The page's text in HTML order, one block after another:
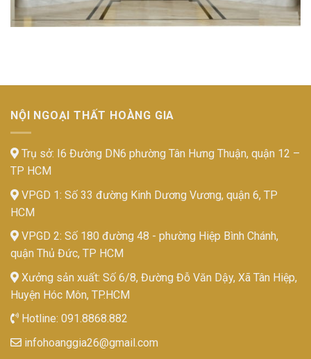
NỘI NGOẠI THẤT HOÀNG GIA
Trụ sở: I6 Đường DN6 phường Tân Hưng Thuận, quận 12 –
TP HCM
VPGD 1: Số 33 đường Kinh Dương Vương, quận 6, TP
HCM
VPGD 2: Số 180 đường 48 - phường Hiệp Bình Chánh,
quận Thủ Đức, TP HCM
Xưởng sản xuất: Số 6/8, Đường Đỗ Văn Dậy, Xã Tân Hiệp,
Huyện Hóc Môn, TP.HCM
Hotline: 091.8868.882
infohoanggia26@gmail.com